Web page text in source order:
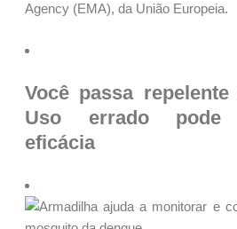
Agency (EMA), da União Europeia.
Você passa repelente
Uso errado pode
eficácia